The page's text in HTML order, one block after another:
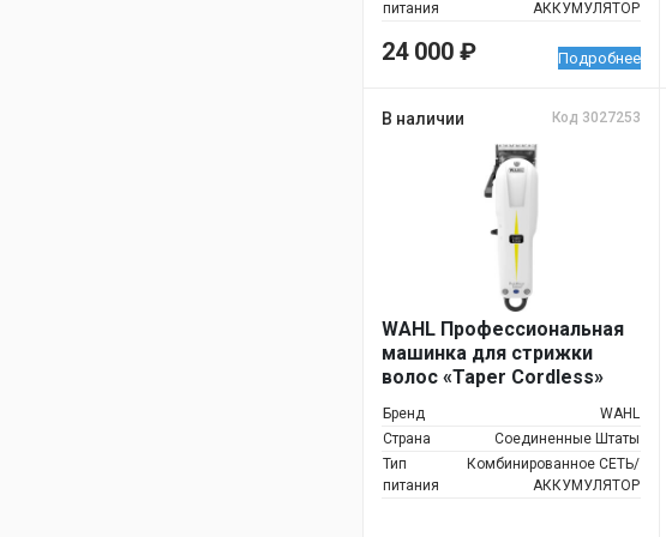
питания
АККУМУЛЯТОР
24 000 ₽ Подробнее
В наличии Код 3027253
WAHL Профессиональная
машинка для стрижки
волос «Taper Cordless»
Бренд
WAHL
Страна
Соединенные Штаты
Тип
питания
Комбинированное СЕТЬ/
АККУМУЛЯТОР